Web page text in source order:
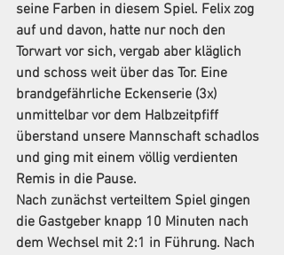
seine Farben in diesem Spiel. Felix zog
auf und davon, hatte nur noch den
Torwart vor sich, vergab aber kläglich
und schoss weit über das Tor. Eine
brandgefährliche Eckenserie (3x)
unmittelbar vor dem Halbzeitpfiff
überstand unsere Mannschaft schadlos
und ging mit einem völlig verdienten
Remis in die Pause.
Nach zunächst verteiltem Spiel gingen
die Gastgeber knapp 10 Minuten nach
dem Wechsel mit 2:1 in Führung. Nach